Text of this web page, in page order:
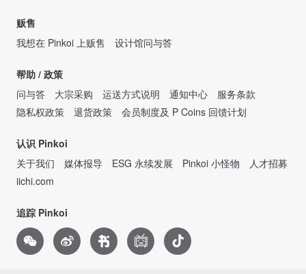
贩售
我想在 Pinkoi 上贩售
设计馆问与答
帮助 / 政策
问与答
大宗采购 运送方式说明 通知中心
服务条款
隐私权政策
退货政策 会员制度及 P Coins 回馈计划
认识 Pinkoi
关于我们
媒体报导 ESG 永续发展 Pinkoi 小怪物
人才招募
iichi.com
追踪 Pinkoi